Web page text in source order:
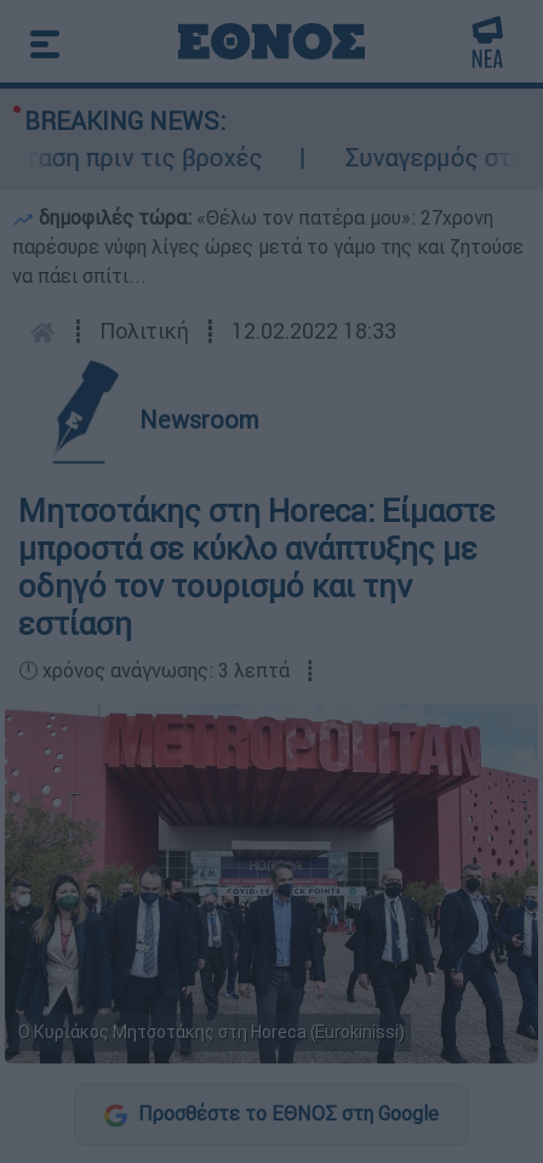
BREAKING NEWS:
πριν τις βροχές
Συναγερμός στον
δημοφιλές τώρα: «Θέλω τον πατέρα μου»: 27χρονη
παρέσυρε νύφη λίγες ώρες μετά το γάμο της και ζητούσε
να πάει σπίτι...
┋ Πολιτική ┋ 12.02.2022 18:33
Newsroom
Μητσοτάκης στη Horeca: Είμαστε
μπροστά σε κύκλο ανάπτυξης με
οδηγό τον τουρισμό και την
εστίαση
🕛 χρόνος ανάγνωσης: 3 λεπτά ┋
Ο Κυριάκος Μητσοτάκης στη Horeca (Eurokinissi)
Προσθέστε το ΕΘΝΟΣ στη Google